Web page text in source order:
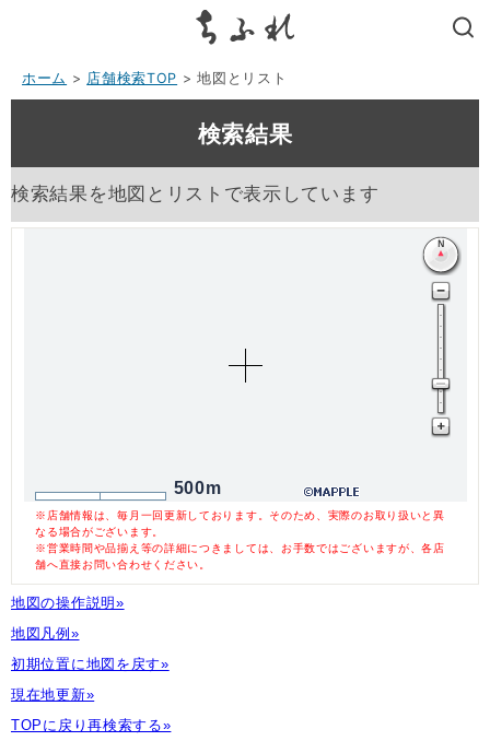
ホーム > 店舗検索TOP > 地図とリスト
検索結果
検索結果を地図とリストで表示しています
500m
※店舗情報は、毎月一回更新しております。そのため、実際のお取り扱いと異
なる場合がございます。
※営業時間や品揃え等の詳細につきましては、お手数ではございますが、各店
舗へ直接お問い合わせください。
地図の操作説明»
地図凡例»
初期位置に地図を戻す»
現在地更新»
TOPに戻り再検索する»